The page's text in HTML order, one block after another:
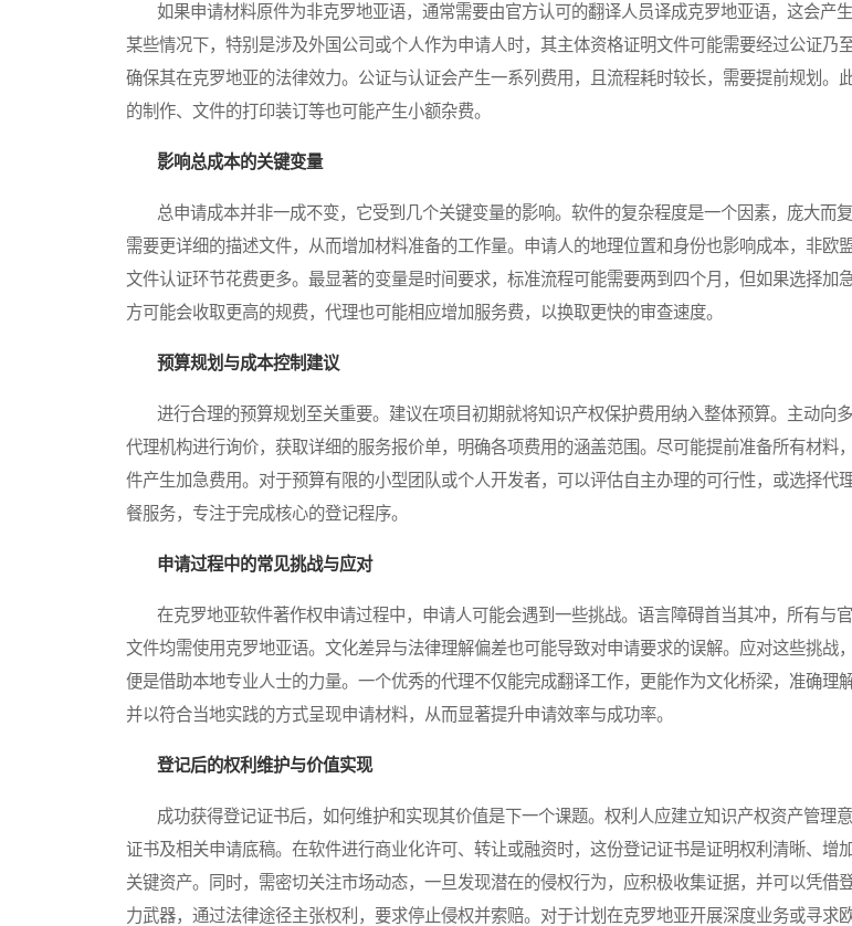
如果申请材料原件为非克罗地亚语，通常需要由官方认可的翻译人员译成克罗地亚语，这会产
某些情况下，特别是涉及外国公司或个人作为申请人时，其主体资格证明文件可能需要经过公证乃
确保其在克罗地亚的法律效力。公证与认证会产生一系列费用，且流程耗时较长，需要提前规划。
的制作、文件的打印装订等也可能产生小额杂费。
影响总成本的关键变量
总申请成本并非一成不变，它受到几个关键变量的影响。软件的复杂程度是一个因素，庞大而
需要更详细的描述文件，从而增加材料准备的工作量。申请人的地理位置和身份也影响成本，非欧
文件认证环节花费更多。最显著的变量是时间要求，标准流程可能需要两到四个月，但如果选择加
方可能会收取更高的规费，代理也可能相应增加服务费，以换取更快的审查速度。
预算规划与成本控制建议
进行合理的预算规划至关重要。建议在项目初期就将知识产权保护费用纳入整体预算。主动向
代理机构进行询价，获取详细的服务报价单，明确各项费用的涵盖范围。尽可能提前准备所有材料
件产生加急费用。对于预算有限的小型团队或个人开发者，可以评估自主办理的可行性，或选择代
餐服务，专注于完成核心的登记程序。
申请过程中的常见挑战与应对
在克罗地亚软件著作权申请过程中，申请人可能会遇到一些挑战。语言障碍首当其冲，所有与
文件均需使用克罗地亚语。文化差异与法律理解偏差也可能导致对申请要求的误解。应对这些挑战
便是借助本地专业人士的力量。一个优秀的代理不仅能完成翻译工作，更能作为文化桥梁，准确理
并以符合当地实践的方式呈现申请材料，从而显著提升申请效率与成功率。
登记后的权利维护与价值实现
成功获得登记证书后，如何维护和实现其价值是下一个课题。权利人应建立知识产权资产管理
证书及相关申请底稿。在软件进行商业化许可、转让或融资时，这份登记证书是证明权利清晰、增
关键资产。同时，需密切关注市场动态，一旦发现潜在的侵权行为，应积极收集证据，并可以凭借
力武器，通过法律途径主张权利，要求停止侵权并索赔。对于计划在克罗地亚开展深度业务或寻求